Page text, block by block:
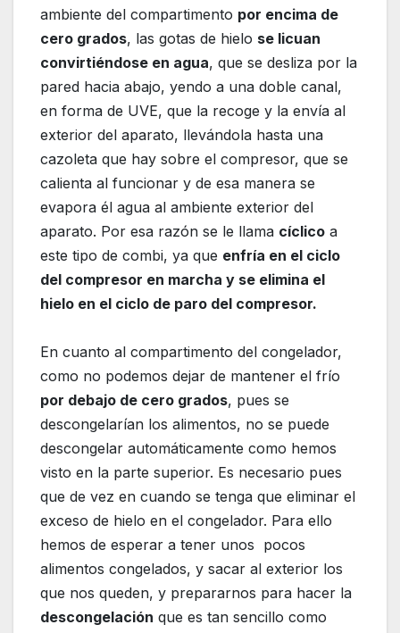
ambiente del compartimento por encima de
cero grados, las gotas de hielo se licuan
convirtiéndose en agua, que se desliza por la
pared hacia abajo, yendo a una doble canal,
en forma de UVE, que la recoge y la envía al
exterior del aparato, llevándola hasta una
cazoleta que hay sobre el compresor, que se
calienta al funcionar y de esa manera se
evapora él agua al ambiente exterior del
aparato. Por esa razón se le llama cíclico a
este tipo de combi, ya que enfría en el ciclo
del compresor en marcha y se elimina el
hielo en el ciclo de paro del compresor.
En cuanto al compartimento del congelador,
como no podemos dejar de mantener el frío
por debajo de cero grados, pues se
descongelarían los alimentos, no se puede
descongelar automáticamente como hemos
visto en la parte superior. Es necesario pues
que de vez en cuando se tenga que eliminar el
exceso de hielo en el congelador. Para ello
hemos de esperar a tener unos pocos
alimentos congelados, y sacar al exterior los
que nos queden, y prepararnos para hacer la
descongelación que es tan sencillo como